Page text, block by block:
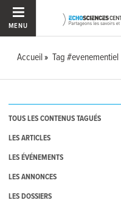
MENU
Accueil Tag #evenementiel
TOUS LES CONTENUS TAGUÉS
LES ARTICLES
LES ÉVÉNEMENTS
LES ANNONCES
LES DOSSIERS